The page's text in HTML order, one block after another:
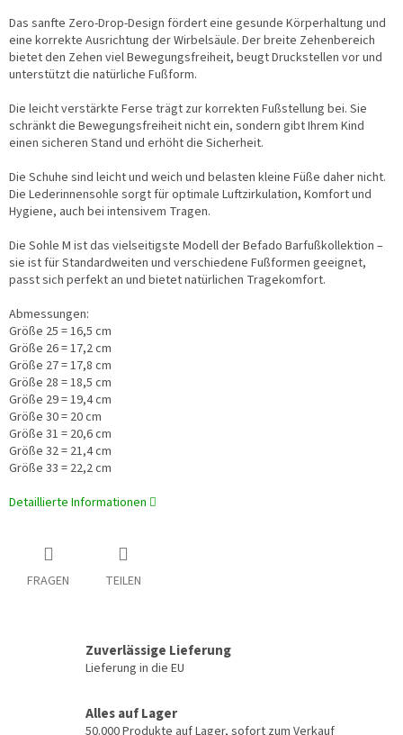
Das sanfte Zero-Drop-Design fördert eine gesunde Körperhaltung und
eine korrekte Ausrichtung der Wirbelsäule. Der breite Zehenbereich
bietet den Zehen viel Bewegungsfreiheit, beugt Druckstellen vor und
unterstützt die natürliche Fußform.
Die leicht verstärkte Ferse trägt zur korrekten Fußstellung bei. Sie
schränkt die Bewegungsfreiheit nicht ein, sondern gibt Ihrem Kind
einen sicheren Stand und erhöht die Sicherheit.
Die Schuhe sind leicht und weich und belasten kleine Füße daher nicht.
Die Lederinnensohle sorgt für optimale Luftzirkulation, Komfort und
Hygiene, auch bei intensivem Tragen.
Die Sohle M ist das vielseitigste Modell der Befado Barfußkollektion –
sie ist für Standardweiten und verschiedene Fußformen geeignet,
passt sich perfekt an und bietet natürlichen Tragekomfort.
Abmessungen:
Größe 25 = 16,5 cm
Größe 26 = 17,2 cm
Größe 27 = 17,8 cm
Größe 28 = 18,5 cm
Größe 29 = 19,4 cm
Größe 30 = 20 cm
Größe 31 = 20,6 cm
Größe 32 = 21,4 cm
Größe 33 = 22,2 cm
Detaillierte Informationen
FRAGEN TEILEN
Zuverlässige Lieferung
Lieferung in die EU
Alles auf Lager
50.000 Produkte auf Lager, sofort zum Verkauf